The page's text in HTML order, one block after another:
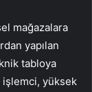
mağazalara
yapılan
tabloya
işlemci, yüksek